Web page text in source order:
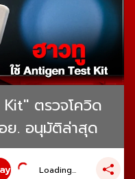
ตรวจโควิด
ย. อนุมัติล่าสุด
Loading...